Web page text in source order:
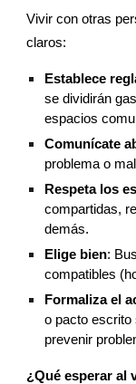
Vivir con otras
claros:
Establece
se dividirán
espacios
Comunícate
problema o
Respeta los
compartidas,
demás.
Elige bien:
compatibles
Formaliza el
o pacto escrito
prevenir
¿Qué esperar al